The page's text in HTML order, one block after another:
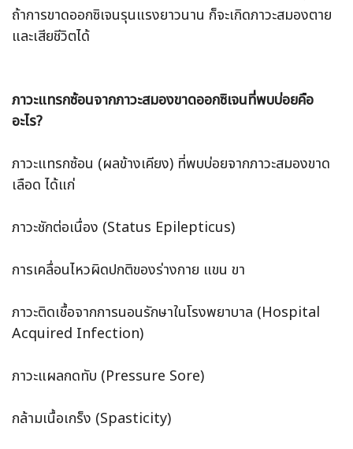
ถ้าการขาดออกซิเจนรุนแรงยาวนาน ก็จะเกิดภาวะสมองตาย
และเสียชีวิตได้
ภาวะแทรกซ้อนจากภาวะสมองขาดออกซิเจนที่พบบ่อยคือ
อะไร?
ภาวะแทรกซ้อน (ผลข้างเคียง) ที่พบบ่อยจากภาวะสมองขาด
เลือด ได้แก่
ภาวะชักต่อเนื่อง (Status Epilepticus)
การเคลื่อนไหวผิดปกติของร่างกาย แขน ขา
ภาวะติดเชื้อจากการนอนรักษาในโรงพยาบาล (Hospital
Acquired Infection)
ภาวะแผลกดทับ (Pressure Sore)
กล้ามเนื้อเกร็ง (Spasticity)